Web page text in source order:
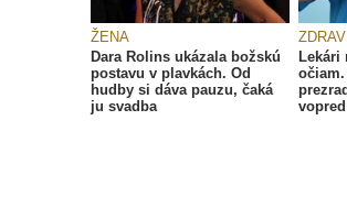
ŽENA
Dara Rolins ukázala božskú
postavu v plavkách. Od
hudby si dáva pauzu, čaká
ju svadba
Lekári
vopred